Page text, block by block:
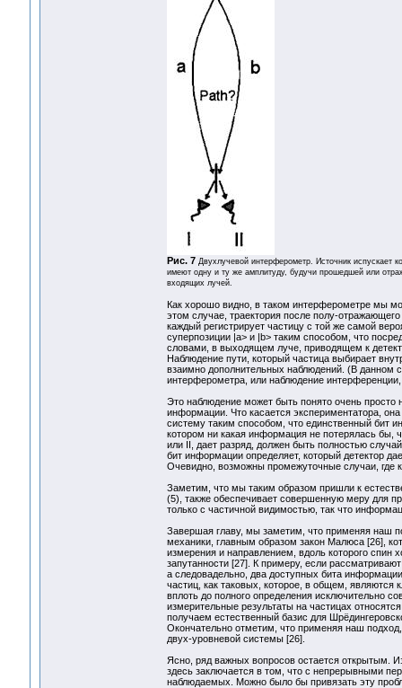
Рис. 7 Двухлучевой интерферометр. Источник испускает
имеют одну и ту же амплитуду, будучи прошедшей или
входящих лучей.
Как хорошо видно, в таком интерферометре мы
этом случае, траектория после полу-
каждый регистрирует частицу с той же самой
суперпозиции |a> и |b> таким способом, что
словами, в выходящем луче, приводящем к
Наблюдение пути, который частица выбирает
взаимно дополнительных наблюдений. (В данном
интерферометра, или наблюдение
Это наблюдение может быть понято очень
информации. Что касается экспериментатора,
систему таким способом, что единственный бит
котором ни какая информация не потерялась бы,
или II, дает разряд, должен быть полностью
бит информации определяет, который детектор
Очевидно, возможны промежуточные случаи, где
Заметим, что мы таким образом пришли к
(5), также обеспечивает совершенную меру для
только с частичной видимостью, так что
Завершая главу, мы заметим, что применяя наш
механики, главным образом закон Малюса [26],
измерения и направлением, вдоль которого
запутанности [27]. К примеру, если
а следовадельно, два доступных бита
частиц, как таковых, которое, в общем, являются
вплоть до полного определения исключительно
измерительные результаты на частицах
получаем естественный базис для
Окончательно отметим, что применяя наш
двух-уровневой системы [26].
Ясно, ряд важных вопросов остается открытым.
здесь заключается в том, что с непрерывными
наблюдаемых. Можно было бы привязать эту